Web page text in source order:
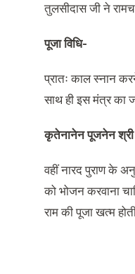
तुलसीदास जी ने
पूजा विधि-
प्रातः काल स्नान
साथ ही इस मंत्र का
कृतेनानेन पूजनेन श्री
वहीं नारद पुराण के
को भोजन करवाना
राम की पूजा खत्म